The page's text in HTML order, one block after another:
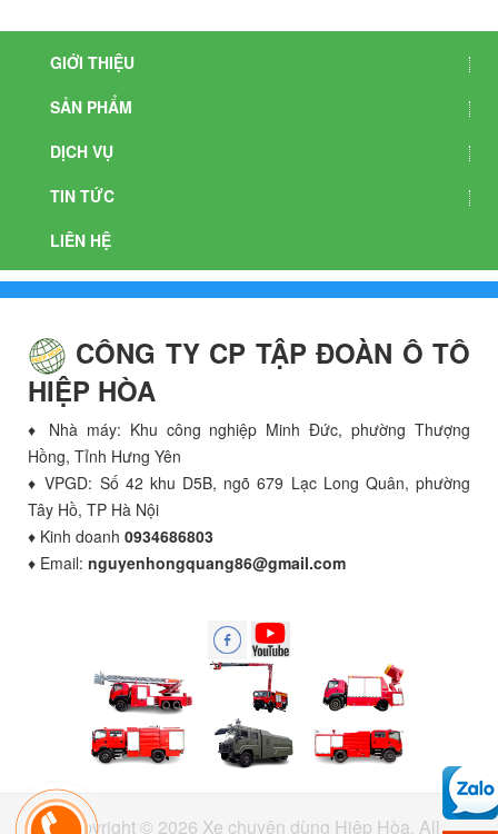
GIỚI THIỆU
SẢN PHẨM
DỊCH VỤ
TIN TỨC
LIÊN HỆ
CÔNG TY CP TẬP ĐOÀN Ô TÔ
HIỆP HÒA
♦ Nhà máy: Khu công nghiệp Minh Đức, phường Thượng
Hồng, Tỉnh Hưng Yên
♦ VPGD: Số 42 khu D5B, ngõ 679 Lạc Long Quân, phường
Tây Hồ, TP Hà Nội
♦ Kinh doanh 0934686803
♦ Email: nguyenhongquang86@gmail.com
Copyright © 2026 Xe chuyên dùng Hiệp Hòa. All